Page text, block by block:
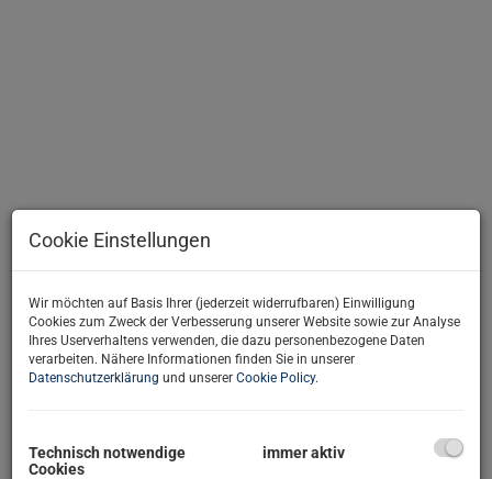
Beschreibung
Sonnige Kleingartenparzelle am Schafberg | Ganzjähriges
Wohnen!
-----------------------------------------
www.immonestor.at- Weitere ähnlicheImmobilien
mir melden und bis zu2000 Euro
für jeden Tipp kassieren!
Cookie Einstellungen
Wir möchten auf Basis Ihrer (jederzeit widerrufbaren) Einwilligung
Cookies zum Zweck der Verbesserung unserer Website sowie zur Analyse
Ihres Userverhaltens verwenden, die dazu personenbezogene Daten
verarbeiten. Nähere Informationen finden Sie in unserer
Datenschutzerklärung und unserer Cookie Policy.
Technisch notwendige
Cookies
immer aktiv